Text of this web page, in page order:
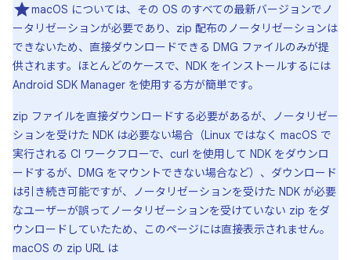
macOS については、その OS のすべての最新バージョンでノ
ータリゼーションが必要であり、zip 配布のノータリゼーションは
できないため、直接ダウンロードできる DMG ファイルのみが提
供されます。ほとんどのケースで、NDK をインストールするには
Android SDK Manager を使用する方が簡単です。
zip ファイルを直接ダウンロードする必要があるが、ノータリゼー
ションを受けた NDK は必要ない場合（Linux ではなく macOS で
実行される CI ワークフローで、curl を使用して NDK をダウンロ
ードするが、DMG をマウントできない場合など）、ダウンロード
は引き続き可能ですが、ノータリゼーションを受けた NDK が必要
なユーザーが誤ってノータリゼーションを受けていない zip をダ
ウンロードしていたため、このページには直接表示されません。
macOS の zip URL は